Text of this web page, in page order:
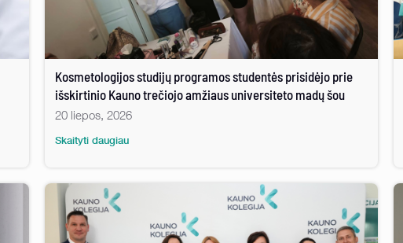
Kosmetologijos studijų programos studentės prisidėjo prie
išskirtinio Kauno trečiojo amžiaus universiteto madų šou
20 liepos, 2026
Skaityti daugiau